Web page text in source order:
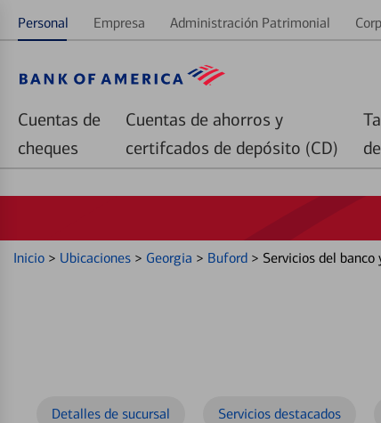
Personal Empresa Administración Patrimonial
Cuentas de
cheques
Cuentas de ahorros y
certifcados de depósito (CD)
Inicio > Ubicaciones > Georgia > Buford > Servicios del
Detalles de sucursal Servicios destacados